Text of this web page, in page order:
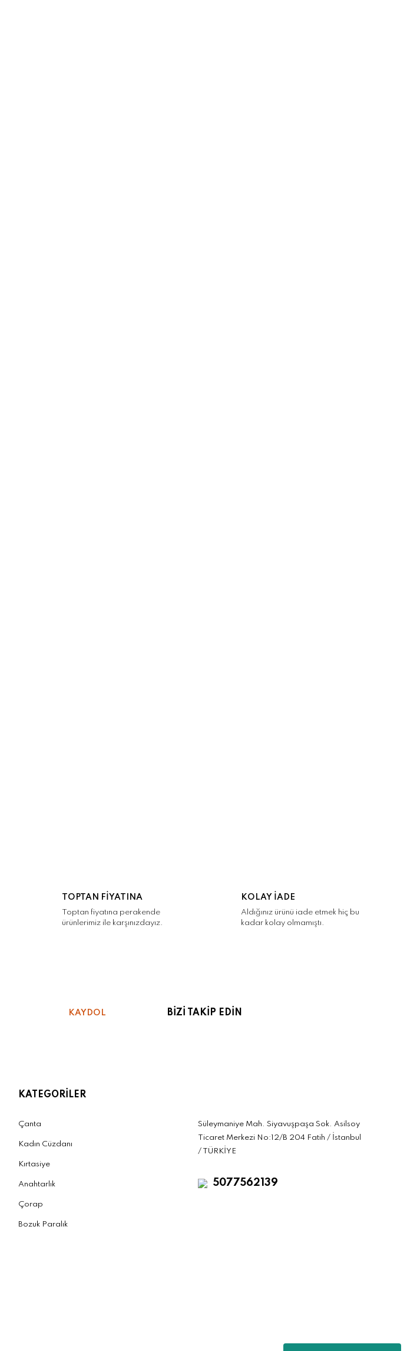
TOPTAN FİYATINA
Toptan fiyatına perakende
ürünlerimiz ile karşınızdayız.
KOLAY İADE
Aldığınız ürünü iade etmek hiç bu
kadar kolay olmamıştı.
KAYDOL BİZİ TAKİP EDİN
KATEGORİLER
Çanta
Kadın Cüzdanı
Kırtasiye
Anahtarlık
Çorap
Bozuk Paralık
Süleymaniye Mah. Siyavuşpaşa Sok. Asilsoy
Ticaret Merkezi No:12/B 204 Fatih / İstanbul
/ TÜRKİYE
5077562139